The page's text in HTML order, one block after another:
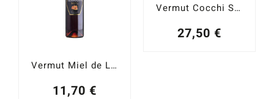
Vermut Miel de Lavanda de Guadalajara 15%
11,70 €
Vermut Cocchi Storico 16%
27,50 €